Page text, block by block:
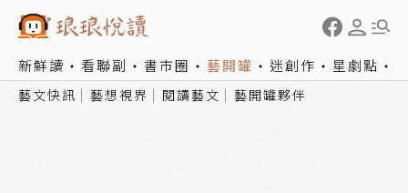
新鮮讀 看聯副 書市圈 藝開罐 迷創作 星劇點
藝文快訊 藝想視界 閱讀藝文 藝開罐夥伴